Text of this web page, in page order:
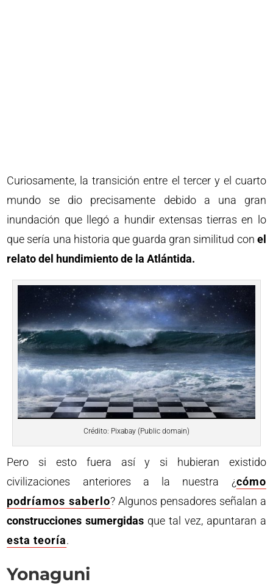
Curiosamente, la transición entre el tercer y el cuarto
mundo se dio precisamente debido a una gran
inundación que llegó a hundir extensas tierras en lo
que sería una historia que guarda gran similitud con el
relato del hundimiento de la Atlántida.
Crédito: Pixabay (Public domain)
Pero si esto fuera así y si hubieran existido
civilizaciones anteriores a la nuestra ¿cómo
podríamos saberlo? Algunos pensadores señalan a
construcciones sumergidas que tal vez, apuntaran a
esta teoría.
Yonaguni